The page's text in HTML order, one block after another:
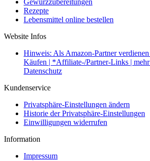
Gewürzzubereitungen
Rezepte
Lebensmittel online bestellen
Website Infos
Hinweis: Als Amazon-Partner
Käufen | *Affiliate-/Partner-Links |
Datenschutz
Kundenservice
Privatsphäre-Einstellungen ändern
Historie der Privatsphäre-Einstellungen
Einwilligungen widerrufen
Information
Impressum